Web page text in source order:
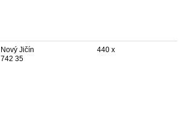
Nový Jičín
742 35
440 x